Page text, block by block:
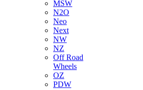
MSW
N2O
Neo
Next
NW
NZ
Off Road
Wheels
OZ
PDW